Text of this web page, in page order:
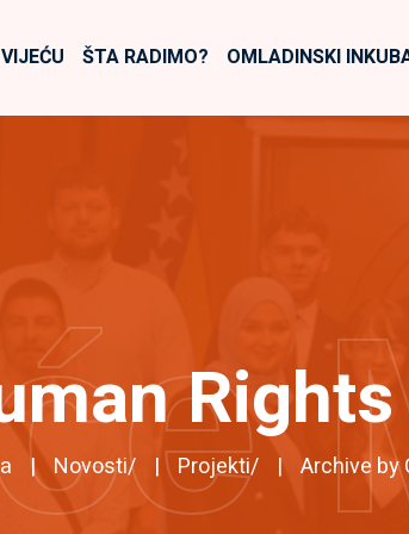
ŠTA RADIMO? OMLADINSKI
Novosti/ Projekti/ Archive by